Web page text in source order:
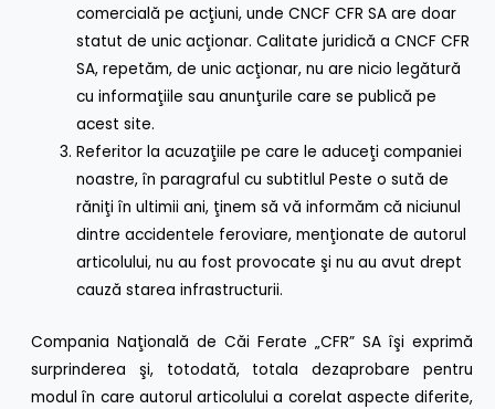
comercială pe acţiuni, unde CNCF CFR SA are doar
statut de unic acţionar. Calitate juridică a CNCF CFR
SA, repetăm, de unic acţionar, nu are nicio legătură
cu informaţiile sau anunţurile care se publică pe
acest site.
Referitor la acuzaţiile pe care le aduceţi companiei
noastre, în paragraful cu subtitlul Peste o sută de
răniţi în ultimii ani, ţinem să vă informăm că niciunul
dintre accidentele feroviare, menţionate de autorul
articolului, nu au fost provocate şi nu au avut drept
cauză starea infrastructurii.
Compania Naţională de Căi Ferate „CFR” SA îşi exprimă
surprinderea şi, totodată, totala dezaprobare pentru
modul în care autorul articolului a corelat aspecte diferite,